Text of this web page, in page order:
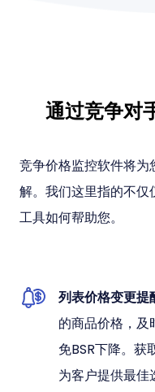
通过竞争对
竞争价格监控软件将
解。我们这里指的不仅
工具如何帮助您。
列表价格变更提
的商品价格，及
免BSR下降。获
为客户提供最佳